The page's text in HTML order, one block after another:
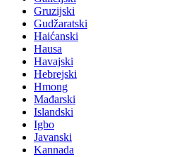
Gruzijski
Gudžaratski
Haićanski
Hausa
Havajski
Hebrejski
Hmong
Mađarski
Islandski
Igbo
Javanski
Kannada